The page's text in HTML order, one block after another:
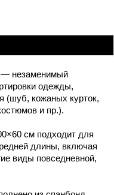
— незаменимый
одежды,
(шуб, кожаных курток,
и пр.).
см подходит для
длины, включая
виды повседневной,